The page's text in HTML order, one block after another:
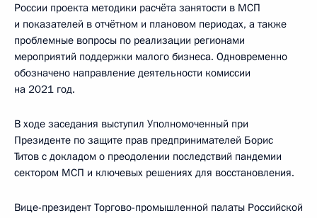
России проекта методики расчёта занятости в МСП
и показателей в отчётном и плановом периодах, а также
проблемные вопросы по реализации регионами
мероприятий поддержки малого бизнеса. Одновременно
обозначено направление деятельности комиссии
на 2021 год.
В ходе заседания выступил Уполномоченный при
Президенте по защите прав предпринимателей Борис
Титов с докладом о преодолении последствий пандемии
сектором МСП и ключевых решениях для восстановления.
Вице-президент Торгово-промышленной палаты Российской